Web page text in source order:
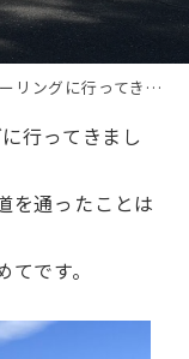
グに行ってきました。
行ってきまし
を通ったことは
です。